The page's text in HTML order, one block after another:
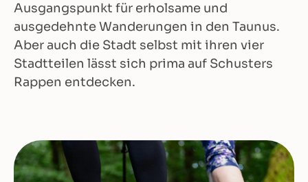
Ausgangspunkt für erholsame und
ausgedehnte Wanderungen in den Taunus.
Aber auch die Stadt selbst mit ihren vier
Stadtteilen lässt sich prima auf Schusters
Rappen entdecken.